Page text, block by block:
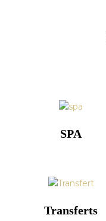
SPA
Transferts